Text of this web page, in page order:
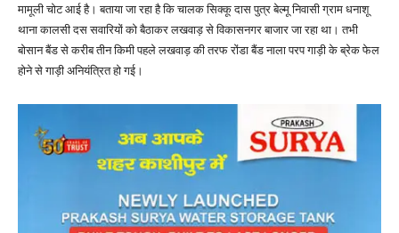
मामूली चोट आई है। बताया जा रहा है कि चालक सिक्कू दास पुत्र बेल्मू निवासी ग्राम धनाशू
थाना कालसी दस सवारियों को बैठाकर लखवाड़ से विकासनगर बाजार जा रहा था। तभी
बोसान बैंड से करीब तीन किमी पहले लखवाड़ की तरफ रोंडा बैंड नाला परप गाड़ी के ब्रेक फेल
होने से गाड़ी अनियंत्रित हो गई।